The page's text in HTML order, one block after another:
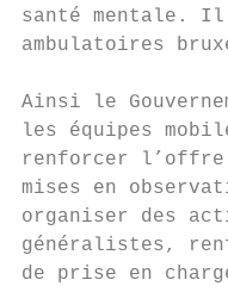
santé mentale.
ambulatoires
Ainsi le
les équipes
renforcer
mises en
organiser des
généralistes,
de prise en